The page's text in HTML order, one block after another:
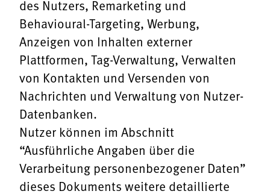
des Nutzers, Remarketing und
Behavioural-Targeting, Werbung,
Anzeigen von Inhalten externer
Plattformen, Tag-Verwaltung, Verwalten
von Kontakten und Versenden von
Nachrichten und Verwaltung von Nutzer-
Datenbanken.
Nutzer können im Abschnitt
“Ausführliche Angaben über die
Verarbeitung personenbezogener Daten”
dieses Dokuments weitere detaillierte